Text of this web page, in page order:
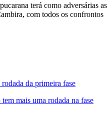
terá como adversárias as
com todos os confrontos
da primeira fase
mais uma rodada na fase